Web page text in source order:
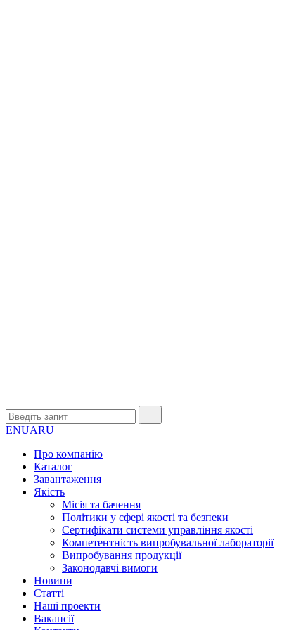
ENUARU
Про компанію
Каталог
Завантаження
Якість
Місія та бачення
Політики у сфері якості та безпеки
Сертифікати системи управління якості
Компетентність випробувальної лабораторії
Випробування продукції
Законодавчі вимоги
Новини
Статті
Наші проекти
Вакансії